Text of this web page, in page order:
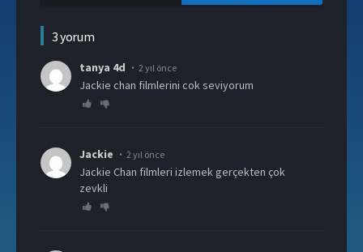
3 yorum
tanya 4d 2 yıl önce
Jackie chan filmlerini cok seviyorum
Jackie 2 yıl önce
Jackie Chan filmleri izlemek gerçekten çok
zevkli